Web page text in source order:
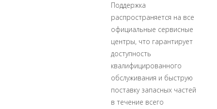
Поддержка
распространяется на все
официальные сервисные
центры, что гарантирует
доступность
квалифицированного
обслуживания и быструю
поставку запасных частей
в течение всего